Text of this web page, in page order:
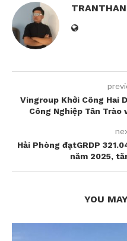
Vingroup Khởi Công Hai
Công Nghiệp Tân Trào
Hải Phòng đạtGRDP
năm 2025,
YOU